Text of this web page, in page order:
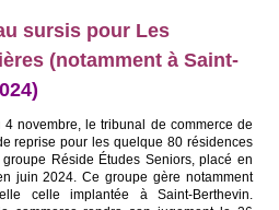
sursis pour Les
(notamment à Saint-
novembre, le tribunal de commerce de
reprise pour les quelque 80 résidences
Réside Études Seniors, placé en
juin 2024. Ce groupe gère notamment
celle implantée à Saint-Berthevin.